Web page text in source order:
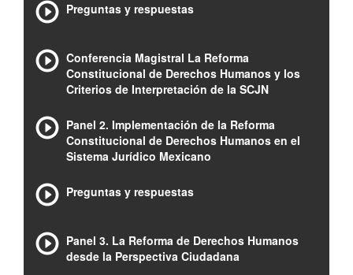
Preguntas y respuestas
Conferencia Magistral La Reforma
Constitucional de Derechos Humanos y los
Criterios de Interpretación de la SCJN
Panel 2. Implementación de la Reforma
Constitucional de Derechos Humanos en el
Sistema Jurídico Mexicano
Preguntas y respuestas
Panel 3. La Reforma de Derechos Humanos
desde la Perspectiva Ciudadana